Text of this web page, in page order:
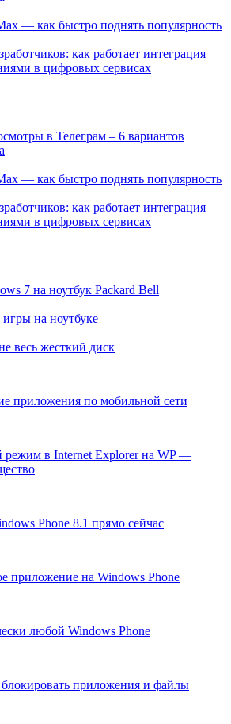
— как быстро поднять популярность
как работает интеграция
в цифровых сервисах
в Телеграм – 6 вариантов
— как быстро поднять популярность
как работает интеграция
в цифровых сервисах
7 на ноутбук Packard Bell
на ноутбуке
весь жесткий диск
приложения по мобильной сети
в Internet Explorer на WP —
Phone 8.1 прямо сейчас
приложение на Windows Phone
любой Windows Phone
приложения и файлы